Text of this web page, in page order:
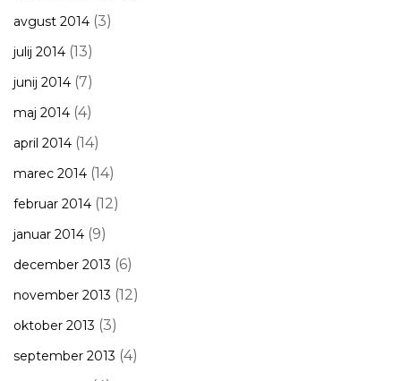
avgust 2014 (3)
julij 2014 (13)
junij 2014 (7)
maj 2014 (4)
april 2014 (14)
marec 2014 (14)
februar 2014 (12)
januar 2014 (9)
december 2013 (6)
november 2013 (12)
oktober 2013 (3)
september 2013 (4)